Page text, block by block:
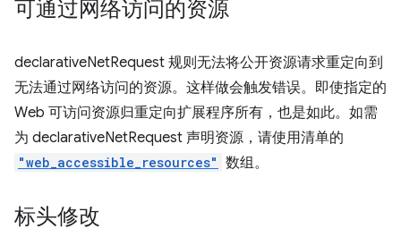
可通过网络访问的资源
declarativeNetRequest 规则无法将公开资源请求重定向到
无法通过网络访问的资源。这样做会触发错误。即使指定的
Web 可访问资源归重定向扩展程序所有，也是如此。如需
为 declarativeNetRequest 声明资源，请使用清单的
"web_accessible_resources" 数组。
标头修改